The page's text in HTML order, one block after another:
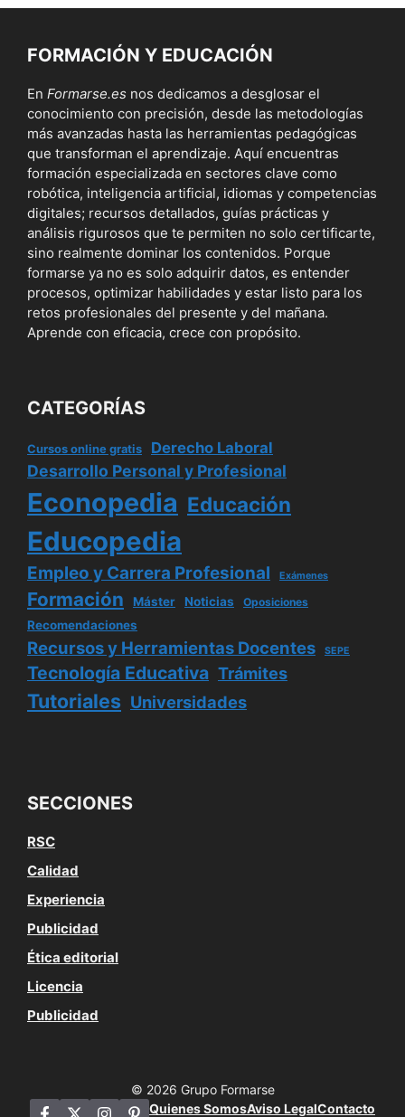
FORMACIÓN Y EDUCACIÓN
En Formarse.es nos dedicamos a desglosar el
conocimiento con precisión, desde las metodologías
más avanzadas hasta las herramientas pedagógicas
que transforman el aprendizaje. Aquí encuentras
formación especializada en sectores clave como
robótica, inteligencia artificial, idiomas y competencias
digitales; recursos detallados, guías prácticas y
análisis rigurosos que te permiten no solo certificarte,
sino realmente dominar los contenidos. Porque
formarse ya no es solo adquirir datos, es entender
procesos, optimizar habilidades y estar listo para los
retos profesionales del presente y del mañana.
Aprende con eficacia, crece con propósito.
CATEGORÍAS
Cursos online gratis Derecho Laboral
Desarrollo Personal y Profesional
Econopedia Educación
Educopedia
Empleo y Carrera Profesional Exámenes
Formación Máster Noticias Oposiciones
Recomendaciones
Recursos y Herramientas Docentes SEPE
Tecnología Educativa Trámites
Tutoriales Universidades
SECCIONES
RSC
Calidad
Experiencia
Publicidad
Ética editorial
Licencia
Publicidad
© 2026 Grupo Formarse
Quienes SomosAviso LegalContacto